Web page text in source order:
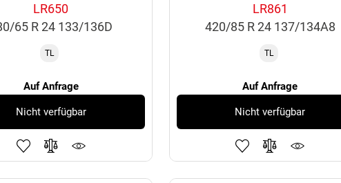
LR650
65 R 24 133/136D
TL
Auf Anfrage
Nicht verfügbar
LR861
420/85 R 24 137/134A8
TL
Auf Anfrage
Nicht verfügbar